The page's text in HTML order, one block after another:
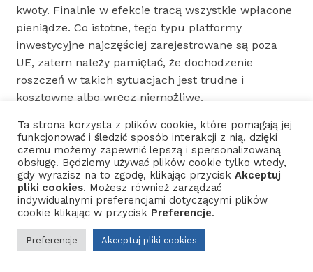
kwoty. Finalnie w efekcie tracą wszystkie wpłacone
pieniądze. Co istotne, tego typu platformy
inwestycyjne najczęściej zarejestrowane są poza
UE, zatem należy pamiętać, że dochodzenie
roszczeń w takich sytuacjach jest trudne i
kosztowne albo wręcz niemożliwe.
Oto kilka porad:
Nie wierz w szybki, pewny i wysoki zysk bez
ryzyka!
Im większy obiecywany zysk, tym większe
ryzyko!
Dokładnie sprawdzaj oferty, zwłaszcza
uważaj na wszelkiego rodzaju „nowości”
Ta strona korzysta z plików cookie, które pomagają jej
funkcjonować i śledzić sposób interakcji z nią, dzięki
czemu możemy zapewnić lepszą i spersonalizowaną
obsługę. Będziemy używać plików cookie tylko wtedy,
gdy wyrazisz na to zgodę, klikając przycisk Akceptuj
pliki cookies. Możesz również zarządzać
indywidualnymi preferencjami dotyczącymi plików
cookie klikając w przycisk Preferencje.
Preferencje Akceptuj pliki cookies